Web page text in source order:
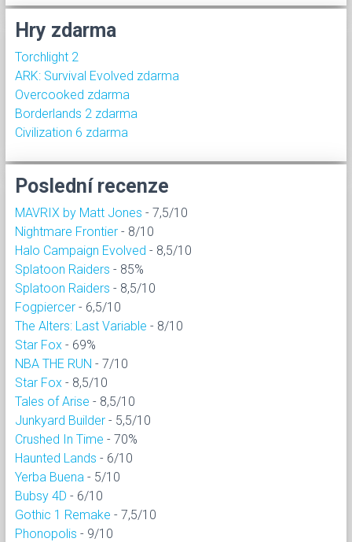
Hry zdarma
Torchlight 2
ARK: Survival Evolved zdarma
Overcooked zdarma
Borderlands 2 zdarma
Civilization 6 zdarma
Poslední recenze
MAVRIX by Matt Jones - 7,5/10
Nightmare Frontier - 8/10
Halo Campaign Evolved - 8,5/10
Splatoon Raiders - 85%
Splatoon Raiders - 8,5/10
Fogpiercer - 6,5/10
The Alters: Last Variable - 8/10
Star Fox - 69%
NBA THE RUN - 7/10
Star Fox - 8,5/10
Tales of Arise - 8,5/10
Junkyard Builder - 5,5/10
Crushed In Time - 70%
Haunted Lands - 6/10
Yerba Buena - 5/10
Bubsy 4D - 6/10
Gothic 1 Remake - 7,5/10
Phonopolis - 9/10